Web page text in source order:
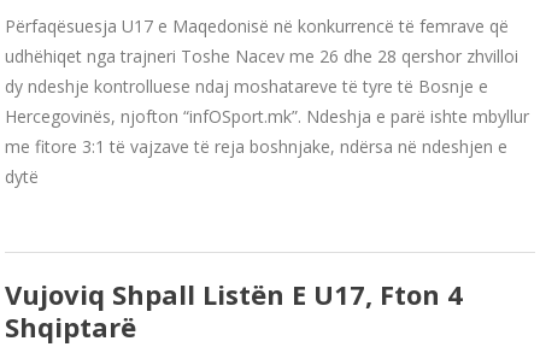
Përfaqësuesja U17 e Maqedonisë në konkurrencë të femrave që
udhëhiqet nga trajneri Toshe Nacev me 26 dhe 28 qershor zhvilloi
dy ndeshje kontrolluese ndaj moshatareve të tyre të Bosnje e
Hercegovinës, njofton “infOSport.mk”. Ndeshja e parë ishte mbyllur
me fitore 3:1 të vajzave të reja boshnjake, ndërsa në ndeshjen e
dytë
Vujoviq Shpall Listën E U17, Fton 4
Shqiptarë